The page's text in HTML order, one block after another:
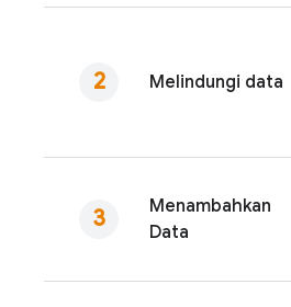
Melindungi data
Menambahkan
Data